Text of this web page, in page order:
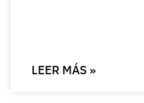
LEER MÁS »